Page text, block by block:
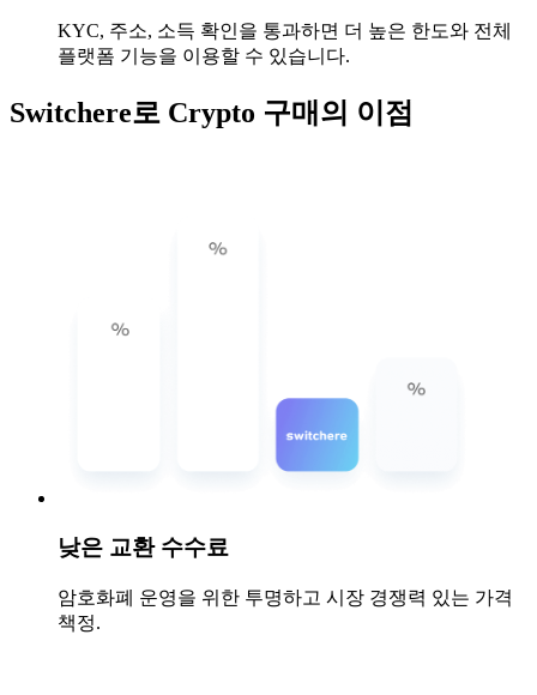
KYC, 주소, 소득 확인을 통과하면 더 높은 한도와 전체
플랫폼 기능을 이용할 수 있습니다.
Switchere로 Crypto 구매의 이점
낮은 교환 수수료
암호화폐 운영을 위한 투명하고 시장 경쟁력 있는 가격
책정.